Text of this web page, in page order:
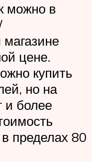
можно в
цене.
купить
но на
и более
пределах 80